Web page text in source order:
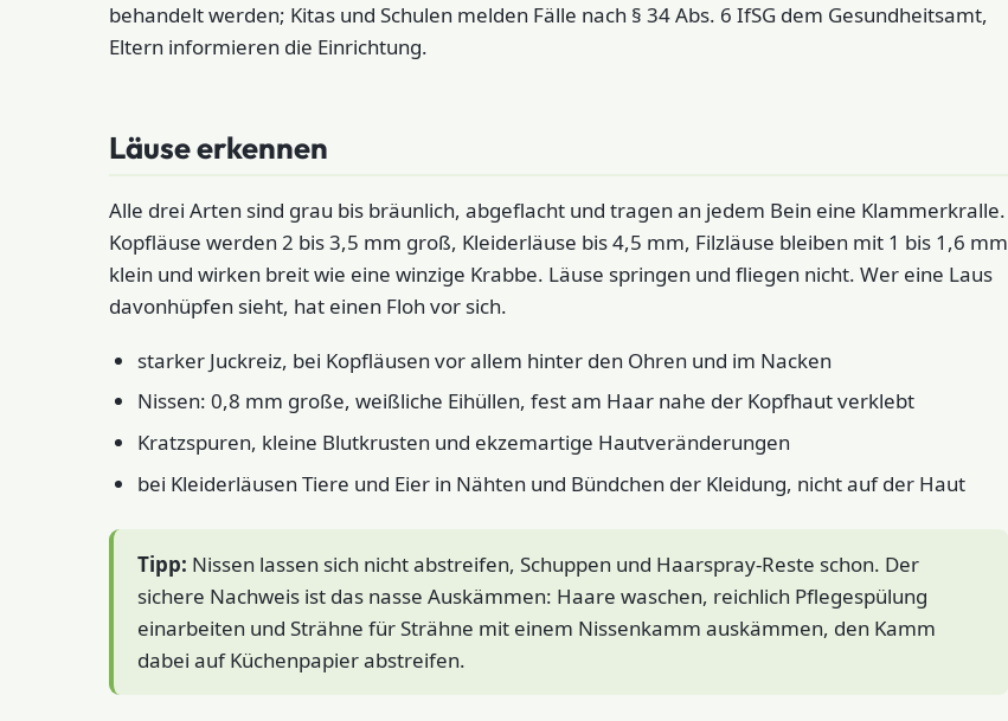
behandelt werden; Kitas und Schulen melden Fälle nach § 34 Abs. 6 IfSG dem Gesundheitsamt,
Eltern informieren die Einrichtung.
Läuse erkennen
Alle drei Arten sind grau bis bräunlich, abgeflacht und tragen an jedem Bein eine Klammerkralle.
Kopfläuse werden 2 bis 3,5 mm groß, Kleiderläuse bis 4,5 mm, Filzläuse bleiben mit 1 bis 1,6 mm
klein und wirken breit wie eine winzige Krabbe. Läuse springen und fliegen nicht. Wer eine Laus
davonhüpfen sieht, hat einen Floh vor sich.
starker Juckreiz, bei Kopfläusen vor allem hinter den Ohren und im Nacken
Nissen: 0,8 mm große, weißliche Eihüllen, fest am Haar nahe der Kopfhaut verklebt
Kratzspuren, kleine Blutkrusten und ekzemartige Hautveränderungen
bei Kleiderläusen Tiere und Eier in Nähten und Bündchen der Kleidung, nicht auf der Haut
Tipp: Nissen lassen sich nicht abstreifen, Schuppen und Haarspray-Reste schon. Der
sichere Nachweis ist das nasse Auskämmen: Haare waschen, reichlich Pflegespülung
einarbeiten und Strähne für Strähne mit einem Nissenkamm auskämmen, den Kamm
dabei auf Küchenpapier abstreifen.